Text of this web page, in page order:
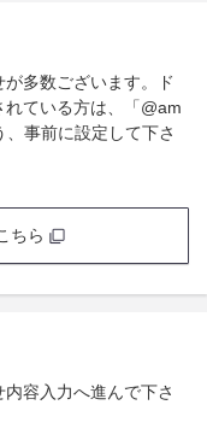
が多数ございます。ド
れている方は、「@am
事前に設定して下さ
ちら
容入力へ進んで下さ